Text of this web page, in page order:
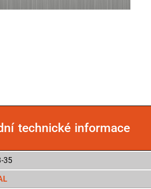
technické informace
35